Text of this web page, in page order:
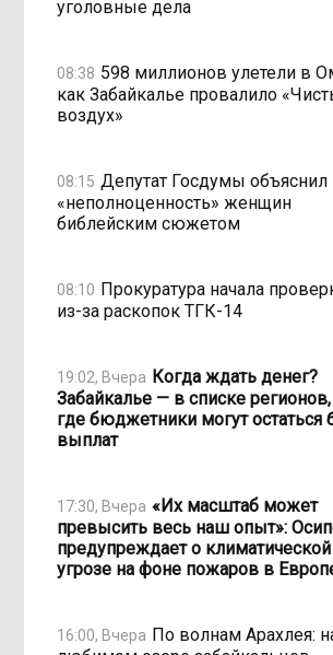
уголовные дела
08:38 598 миллионов улетели в
как Забайкалье провалило
воздух»
08:15 Депутат Госдумы объяснил
«неполноценность» женщин
библейским сюжетом
08:10 Прокуратура начала
из-за раскопок ТГК-14
19:02, Вчера Когда ждать денег?
Забайкалье — в списке регионов,
где бюджетники могут остаться
выплат
17:30, Вчера «Их масштаб может
превысить весь наш опыт»:
предупреждает о климатической
угрозе на фоне пожаров в
16:00, Вчера По волнам Арахлея: